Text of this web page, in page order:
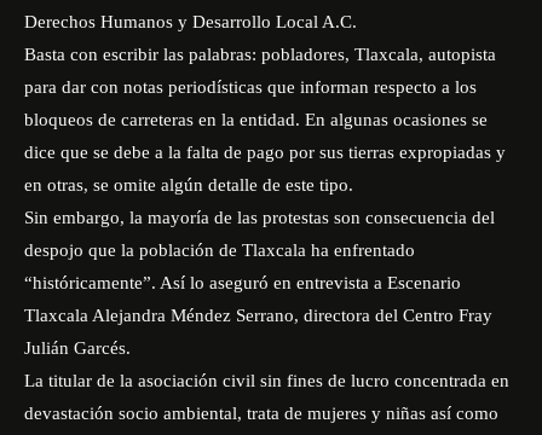
Derechos Humanos y Desarrollo Local A.C.
Basta con escribir las palabras: pobladores, Tlaxcala, autopista
para dar con notas periodísticas que informan respecto a los
bloqueos de carreteras en la entidad. En algunas ocasiones se
dice que se debe a la falta de pago por sus tierras expropiadas y
en otras, se omite algún detalle de este tipo.
Sin embargo, la mayoría de las protestas son consecuencia del
despojo que la población de Tlaxcala ha enfrentado
“históricamente”. Así lo aseguró en entrevista a Escenario
Tlaxcala Alejandra Méndez Serrano, directora del Centro Fray
Julián Garcés.
La titular de la asociación civil sin fines de lucro concentrada en
devastación socio ambiental, trata de mujeres y niñas así como